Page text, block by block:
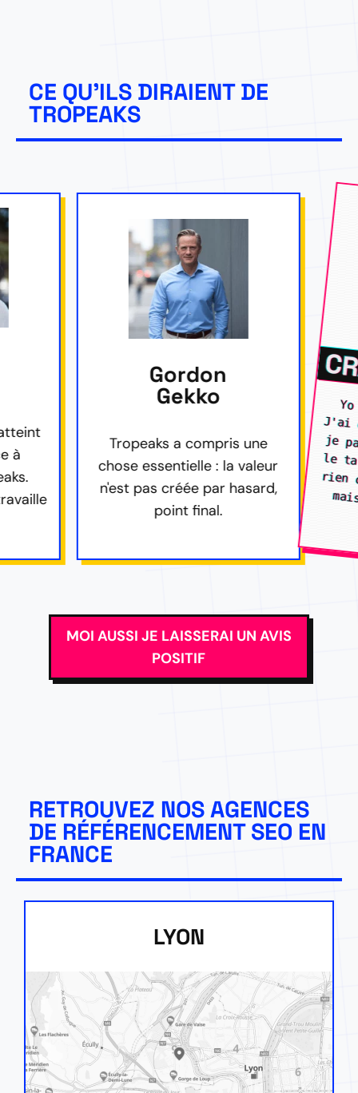
CE QU'ILS DIRAIENT DE
TROPEAKS
a compris une
essentielle : la valeur
pas créée par hasard,
point final.
Yo les corps-à-puces
J'ai entendu parlé de vous et je passais par là... Pas mal le taf de Tropeaks. PS: J'ai rien cassé. Pas mal la sécu, mais je
MOI AUSSI JE LAISSERAI UN AVIS
POSITIF
RETROUVEZ NOS AGENCES
DE RÉFÉRENCEMENT SEO EN
FRANCE
LYON